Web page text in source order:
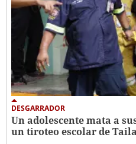
DESGARRADOR
Un adolescente mata a
un tiroteo escolar de